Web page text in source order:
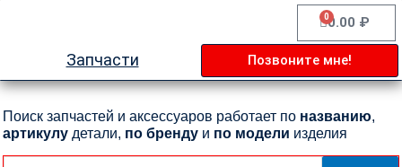
0.00 ₽
0
Cart
Запчасти Позвоните мне!
Поиск запчастей и аксессуаров работает по названию,
артикулу детали, по бренду и по модели изделия
Искать: